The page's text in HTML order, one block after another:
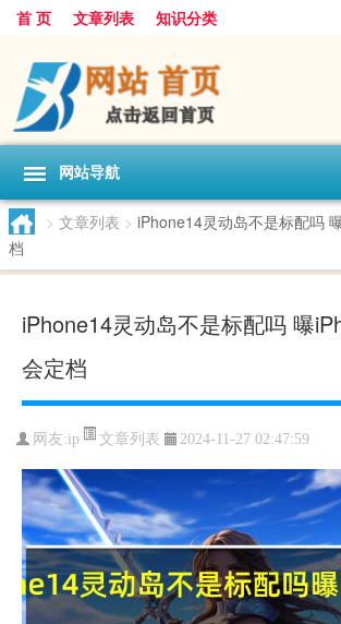
首 页 文章列表 知识分类
网站导航
> 文章列表 > iPhone14灵动岛不是标配吗
档
iPhone14灵动岛不是标配吗 曝
会定档
网友:ip 文章列表 2024-11-27 02:47:59